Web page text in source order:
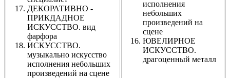
ДЕКОРАТИВНО -
ПРИКДАДНОЕ
ИСКУССТВО. вид
фарфора
ИСКУССТВО.
музыкально искусство
исполнения небольших
произведений на сцене
исполнения
небольших
произведений на
сцене
ЮВЕЛИРНОЕ
ИСКУССТВО.
драгоценный металл